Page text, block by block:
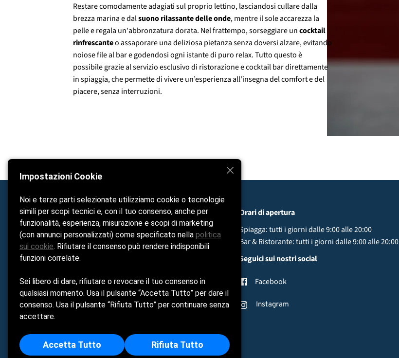
Restare comodamente adagiati sul proprio lettino, lasciandosi cullare dalla
brezza marina e dalsuono rilassante delle onde, mentre il sole accarezza la
pelle e regala un'abbronzatura dorata. Nel frattempo, sorseggiare uncocktail
rinfrescanteo assaporare una deliziosa pietanza senza doversi alzare, evitando
noiose file al bar e godendosi ogni istante di puro relax. Tutto questo è
possibile grazie al servizio esclusivo di ristorazione e cocktail bar direttamente
in spiaggia, che permette di vivere un’esperienza all'insegna del comfort e del
piacere, senza interruzioni.
Home
La Spiaggia
Bar & Ristorante
Escursioni
Contatti
Orari di apertura
Spiagga: tutti i giorni dalle 9:00 alle 20:00
Bar & Ristorante:tutti i giorni dalle9:00 alle 20:00
Seguici sui nostri social
Facebook
Instagram
Impostazioni Cookie
Noi e terze parti selezionate utilizziamo cookie o tecnologie
simili per scopi tecnici e, con il tuo consenso, anche per
funzionalità, esperienza, misurazione e scopi di marketing
(con annunci personalizzati) come specificato nella politica
sui cookie. Rifiutare il consenso può rendere indisponibili
funzioni correlate.
Sei libero di dare, rifiutare o revocare il tuo consenso in
qualsiasi momento. Usa il pulsante “Accetta Tutto” per dare il
consenso. Usa il pulsante “Rifiuta Tutto” per continuare senza
accettare.
Accetta Tutto Rifiuta Tutto